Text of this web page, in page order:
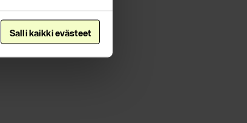
Salli kaikki evästeet